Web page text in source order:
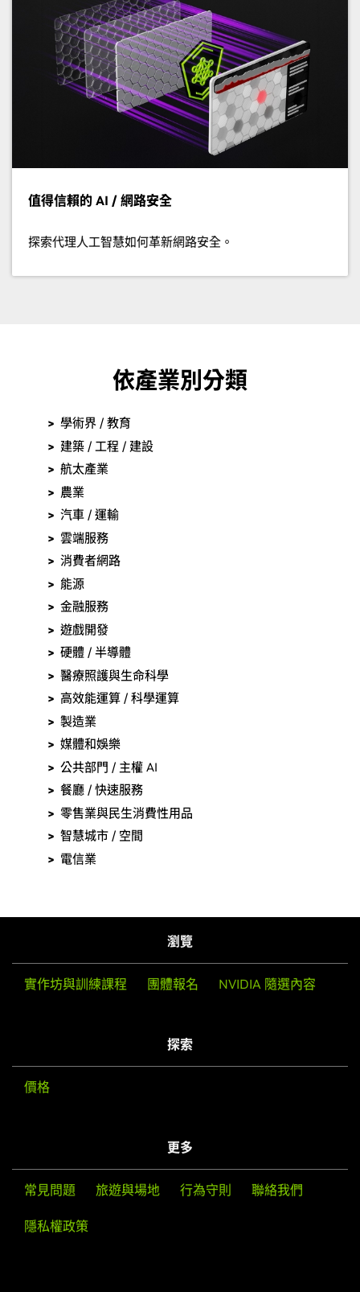
值得信賴的 AI / 網路安全
探索代理人工智慧如何革新網路安全。
依產業別分類
學術界 / 教育
建築 / 工程 / 建設
航太產業
農業
汽車 / 運輸
雲端服務
消費者網路
能源
金融服務
遊戲開發
硬體 / 半導體
醫療照護與生命科學
高效能運算 / 科學運算
製造業
媒體和娛樂
公共部門 / 主權 AI
餐廳 / 快速服務
零售業與民生消費性用品
智慧城市 / 空間
電信業
瀏覽
實作坊與訓練課程 團體報名 NVIDIA 隨選內容
探索
價格
更多
常見問題 旅遊與場地 行為守則 聯絡我們
隱私權政策